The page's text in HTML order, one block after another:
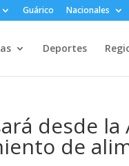
Guárico Nacionales
Deportes
desde la
de